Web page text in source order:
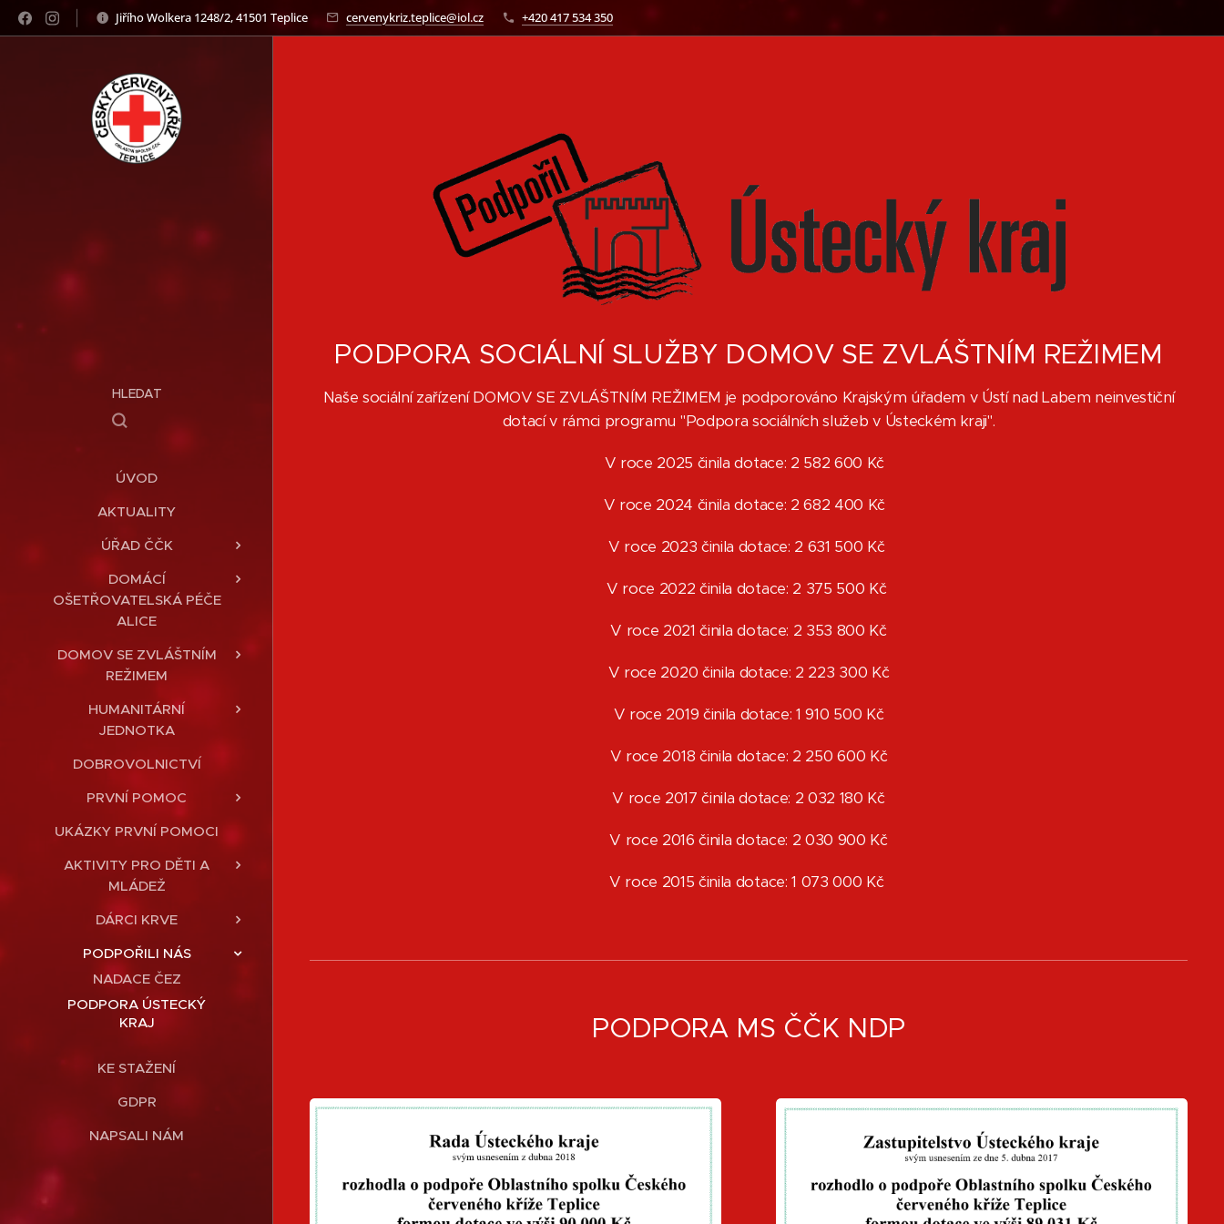
Jiřího Wolkera 1248/2, 41501 Teplice cervenykriz.teplice@iol.cz +420 417 534 350
HLEDAT
ÚVOD
AKTUALITY
ÚŘAD ČČK
DOMÁCÍ
OŠETŘOVATELSKÁ PÉČE
ALICE
DOMOV SE ZVLÁŠTNÍM
REŽIMEM
HUMANITÁRNÍ
JEDNOTKA
DOBROVOLNICTVÍ
PRVNÍ POMOC
UKÁZKY PRVNÍ POMOCI
AKTIVITY PRO DĚTI A
MLÁDEŽ
DÁRCI KRVE
PODPOŘILI NÁS
NADACE ČEZ
PODPORA ÚSTECKÝ
KRAJ
KE STAŽENÍ
GDPR
NAPSALI NÁM
PODPORA SOCIÁLNÍ SLUŽBY DOMOV SE ZVLÁŠTNÍM REŽIMEM
Naše sociální zařízení DOMOV SE ZVLÁŠTNÍM REŽIMEM je podporováno Krajským úřadem v Ústí nad Labem neinvestiční
dotací v rámci programu "Podpora sociálních služeb v Ústeckém kraji".
V roce 2025 činila dotace: 2 582 600 Kč
V roce 2024 činila dotace: 2 682 400 Kč
V roce 2023 činila dotace: 2 631 500 Kč
V roce 2022 činila dotace: 2 375 500 Kč
V roce 2021 činila dotace: 2 353 800 Kč
V roce 2020 činila dotace: 2 223 300 Kč
V roce 2019 činila dotace: 1 910 500 Kč
V roce 2018 činila dotace: 2 250 600 Kč
V roce 2017 činila dotace: 2 032 180 Kč
V roce 2016 činila dotace: 2 030 900 Kč
V roce 2015 činila dotace: 1 073 000 Kč
PODPORA MS ČČK NDP